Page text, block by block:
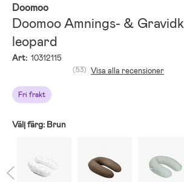
Doomoo
Doomoo Amnings- &
leopard
Art: 10312115
Fri frakt
(53) Visa alla recensioner
Välj färg: Brun